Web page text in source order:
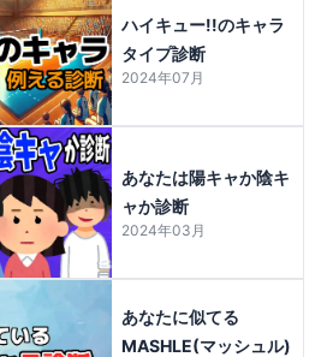
ハイキュー!!のキャラ
タイプ診断
2024年07月
あなたは陽キャか陰キ
ャか診断
2024年03月
あなたに似てる
MASHLE(マッシュル)